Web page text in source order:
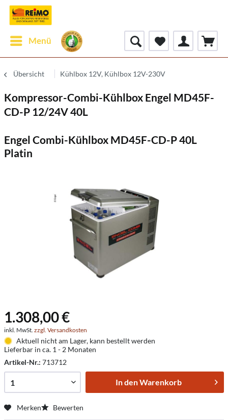
Menü
Übersicht Kühlbox 12V, Kühlbox 12V-230V
Kompressor-Combi-Kühlbox Engel MD45F-
CD-P 12/24V 40L
Engel Combi-Kühlbox MD45F-CD-P 40L
Platin
1.308,00 €
inkl. MwSt. zzgl. Versandkosten
Aktuell nicht am Lager, kann bestellt werden
Lieferbar in ca. 1 - 2 Monaten
Artikel-Nr.: 713712
In denWarenkorb
Merken Bewerten